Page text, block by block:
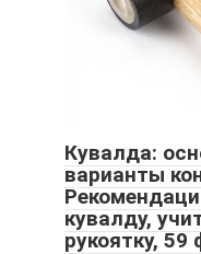
Кувалда:
варианты
кувалду,
рукоятку, 59